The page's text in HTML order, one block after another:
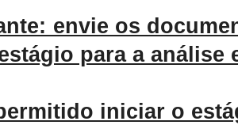
envie os
para a análise
iniciar o